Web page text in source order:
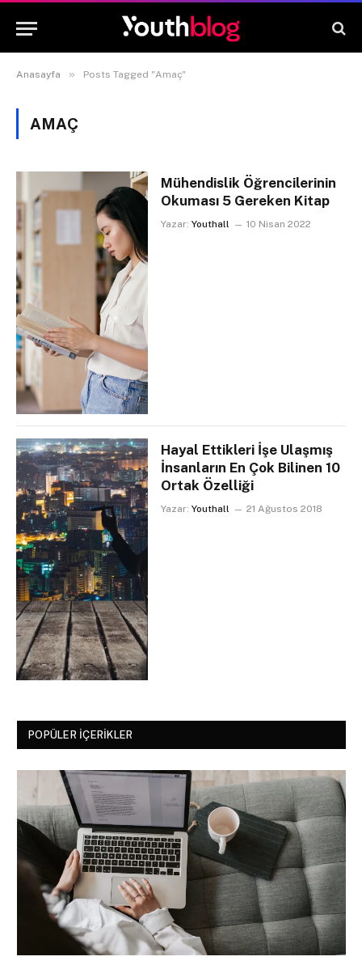
Anasayfa » Posts Tagged "Amaç"
AMAÇ
Mühendislik Öğrencilerinin
Okuması 5 Gereken Kitap
Yazar: Youthall 10 Nisan 2022
Hayal Ettikleri İşe Ulaşmış
İnsanların En Çok Bilinen 10
Ortak Özelliği
Yazar: Youthall 21 Ağustos 2018
POPÜLER İÇERIKLER